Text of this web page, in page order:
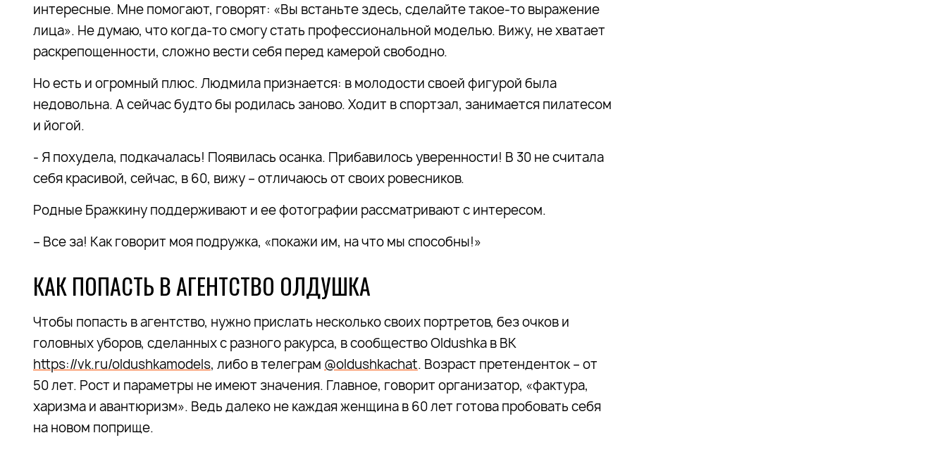
интересные. Мне помогают, говорят: «Вы встаньте здесь, сделайте такое-то выражение
лица». Не думаю, что когда-то смогу стать профессиональной моделью. Вижу, не хватает
раскрепощенности, сложно вести себя перед камерой свободно.
Но есть и огромный плюс. Людмила признается: в молодости своей фигурой была
недовольна. А сейчас будто бы родилась заново. Ходит в спортзал, занимается пилатесом
и йогой.
- Я похудела, подкачалась! Появилась осанка. Прибавилось уверенности! В 30 не считала
себя красивой, сейчас, в 60, вижу – отличаюсь от своих ровесников.
Родные Бражкину поддерживают и ее фотографии рассматривают с интересом.
– Все за! Как говорит моя подружка, «покажи им, на что мы способны!»
КАК ПОПАСТЬ В АГЕНТСТВО ОЛДУШКА
Чтобы попасть в агентство, нужно прислать несколько своих портретов, без очков и
головных уборов, сделанных с разного ракурса, в сообщество Oldushka в ВК
https://vk.ru/oldushkamodels, либо в телеграм @oldushkachat. Возраст претенденток – от
50 лет. Рост и параметры не имеют значения. Главное, говорит организатор, «фактура,
харизма и авантюризм». Ведь далеко не каждая женщина в 60 лет готова пробовать себя
на новом поприще.